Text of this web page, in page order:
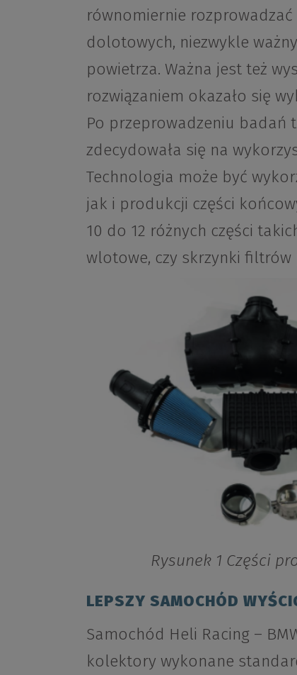
równomiernie
dolotowych, niezwykle
powietrza. Ważna jest też
rozwiązaniem okazało się
Po przeprowadzeniu badań
zdecydowała się na
Technologia może być
jak i produkcji części
10 do 12 różnych części
wlotowe, czy skrzynki filtrów
Rysunek 1 Części
LEPSZY SAMOCHÓD
Samochód Heli Racing –
kolektory wykonane